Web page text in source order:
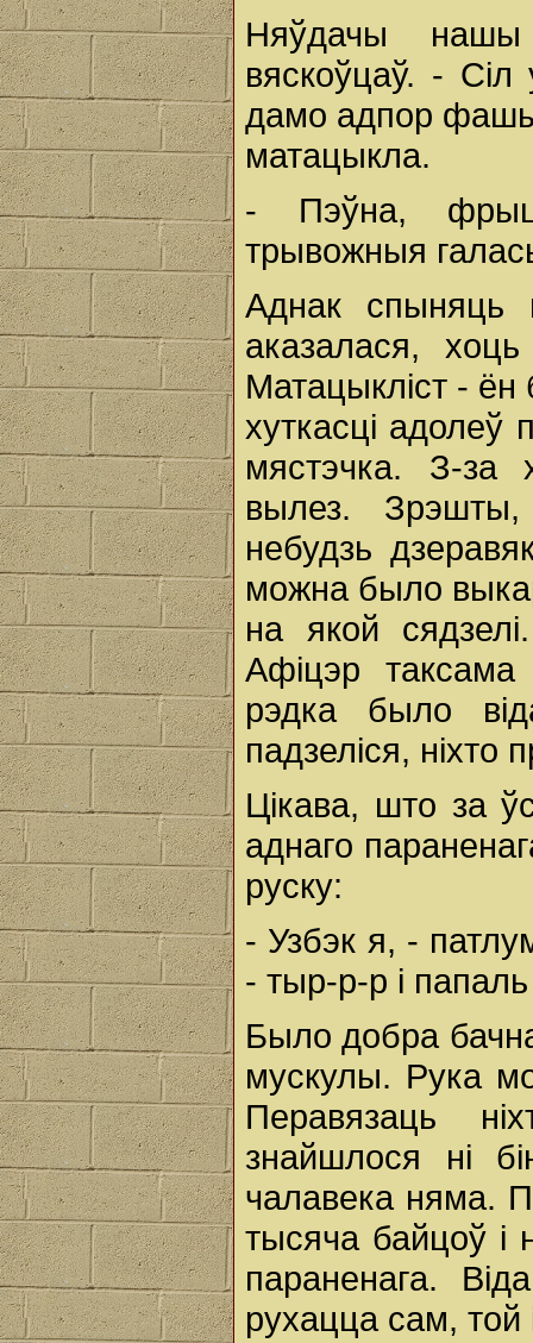
Няўдачы нашы
вяскоўцаў. -
дамо адпор
матацыкла.
- Пэўна,
трывожныя
Аднак
аказалася, хоць
Матацыкліст - ён
хуткасці адолеў
мястэчка. З-за
вылез. Зрэшты,
небудзь
можна было
на якой
Афіцэр таксама
рэдка было
падзеліся, ніхто
Цікава, што за
аднаго
руску:
- Узбэк я, -
- тыр-р-р і
Было добра
мускулы. Рука
Перавязаць
знайшлося ні
чалавека няма.
тысяча байцоў і
параненага.
рухацца сам, той